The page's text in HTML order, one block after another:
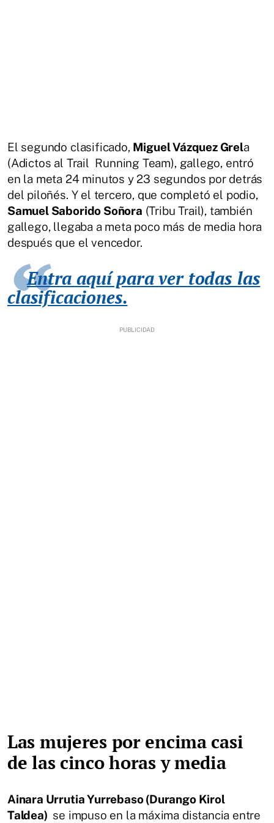
El segundo clasificado, Miguel Vázquez Grela
(Adictos al Trail Running Team), gallego, entró
en la meta 24 minutos y 23 segundos por detrás
del piloñés. Y el tercero, que completó el podio,
Samuel Saborido Soñora (Tribu Trail), también
gallego, llegaba a meta poco más de media hora
después que el vencedor.
Entra aquí para ver todas las
clasificaciones.
Las mujeres por encima casi
de las cinco horas y media
Ainara Urrutia Yurrebaso (Durango Kirol
Taldea) se impuso en la máxima distancia entre